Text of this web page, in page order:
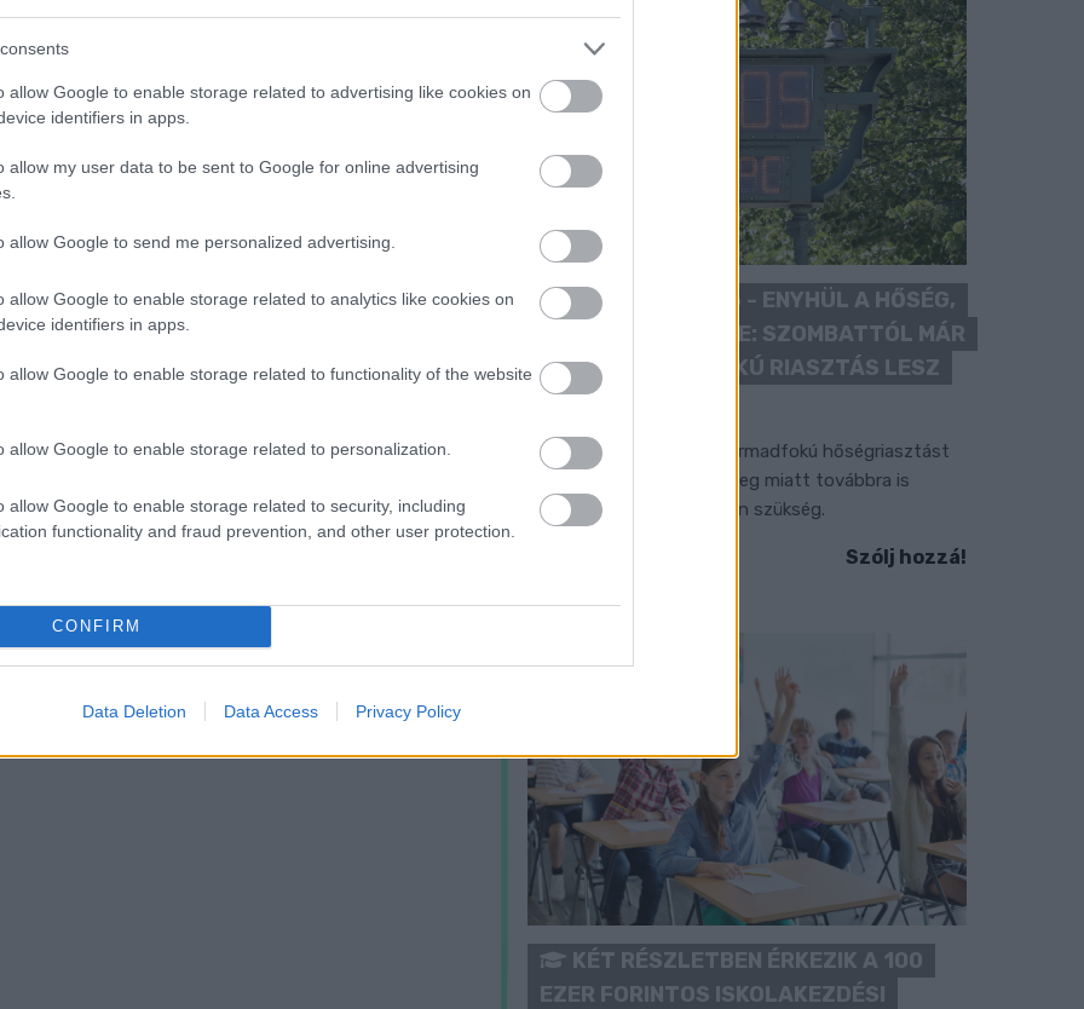
allow Google to enable storage related to advertising like cookies on
identifiers in apps.
allow my user data to be sent to Google for online advertising
allow Google to send me personalized advertising.
allow Google to enable storage related to analytics like cookies on
identifiers in apps.
allow Google to enable storage related to functionality of the website
allow Google to enable storage related to personalization.
allow Google to enable storage related to security, including
functionality and fraud prevention, and other user protection.
CONFIRM
Data Deletion Data Access Privacy Policy
KÁNIKULA 2026 - ENYHÜL A HŐSÉG,
DE MÉG NINCS VÉGE: SZOMBATTÓL MÁR
“CSAK” MÁSODFOKÚ RIASZTÁS LESZ
ÉRVÉNYBEN
A július vége óta tartó harmadfokú hőségriasztást
mérséklik, de a tartós meleg miatt továbbra is
fokozott óvatosságra van szükség.
Szólj hozzá!
KÉT RÉSZLETBEN ÉRKEZIK A 100
EZER FORINTOS ISKOLAKEZDÉSI